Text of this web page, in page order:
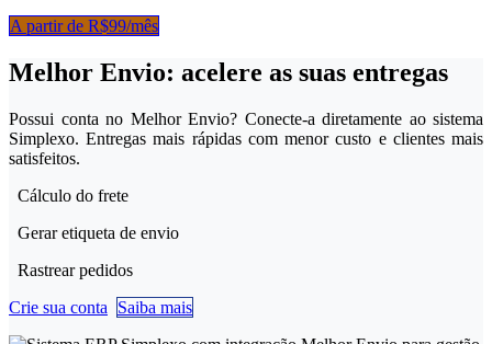
A partir de R​​$99/mês
Melhor Envio: acelere as suas entregas
Possui conta no Melhor Envio? Conecte-a diretamente ao sistema
Simplexo. Entregas mais rápidas com menor custo e clientes mais
satisfeitos.
Cálculo do frete
Gerar etiqueta de envio
Rastrear pedidos
Crie sua conta
Sai​​​​ba mais